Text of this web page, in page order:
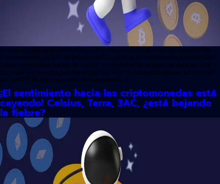
Incluso el gigante BlackRock no es inmune a las turbulencias del mercado de
criptomonedas, su ETF de Bitcoin (IBIT), que tuvo un lanzamiento deslumbrante.
Sufrió importantes salidas de capital, perdiendo 420 millones de dólares. Esta
continua racha negra plantea preguntas sobre la sostenibilidad del furor inicial
por los ETF de Bitcoin y sobre la capacidad […]
¡El sentimiento hacia las criptomonedas está
cayendo! Celsius, Terra, 3AC, ¿está bajando
la fiebre?